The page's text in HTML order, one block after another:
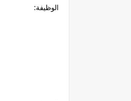
الوظيفة: